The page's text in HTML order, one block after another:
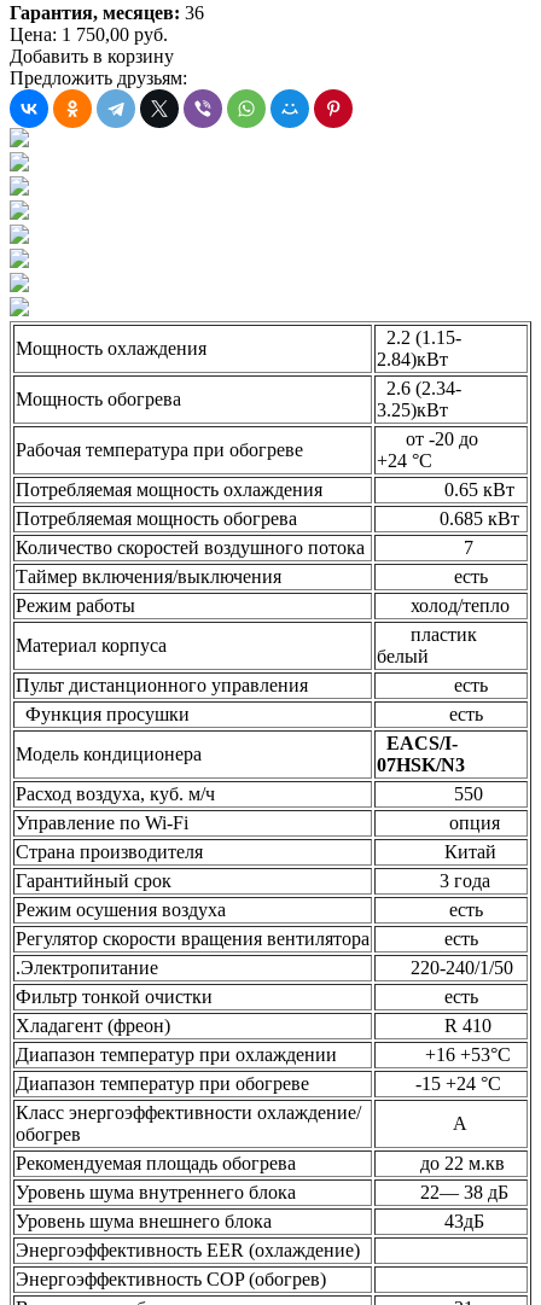
Гарантия, месяцев: 36
Цена: 1 750,00 руб.
Добавить в корзину
Предложить друзьям:
Мощность охлаждения
2.2 (1.15-
2.84)кВт
Мощность обогрева
2.6 (2.34-
3.25)кВт
Рабочая температура при обогреве
от -20 до
+24 °C
Потребляемая мощность охлаждения
0.65 кВт
Потребляемая мощность обогрева
0.685 кВт
Количество скоростей воздушного потока
7
Таймер включения/выключения
есть
Режим работы
холод/тепло
Материал корпуса
пластик
белый
Пульт дистанционного управления
есть
Функция просушки
есть
Модель кондиционера
EACS/I-
07HSK/N3
Расход воздуха, куб. м/ч
550
Управление по Wi-Fi
опция
Страна производителя
Китай
Гарантийный срок
3 года
Режим осушения воздуха
есть
Регулятор скорости вращения вентилятора
есть
.Электропитание
220-240/1/50
Фильтр тонкой очистки
есть
Хладагент (фреон)
R 410
Диапазон температур при охлаждении
+16 +53°C
Диапазон температур при обогреве
-15 +24 °C
Класс энергоэффективности охлаждение/
обогрев
A
Рекомендуемая площадь обогрева
до 22 м.кв
Уровень шума внутреннего блока
22— 38 дБ
Уровень шума внешнего блока
43дБ
Энергоэффективность EER (охлаждение)
Энергоэффективность COP (обогрев)